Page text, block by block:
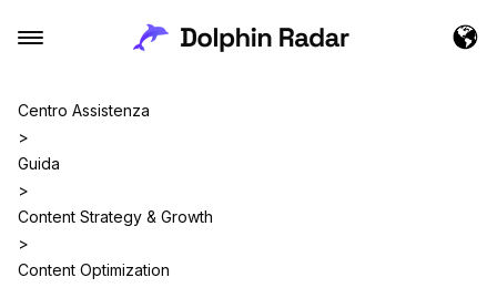
Centro Assistenza
>
Guida
>
Content Strategy & Growth
>
Content Optimization